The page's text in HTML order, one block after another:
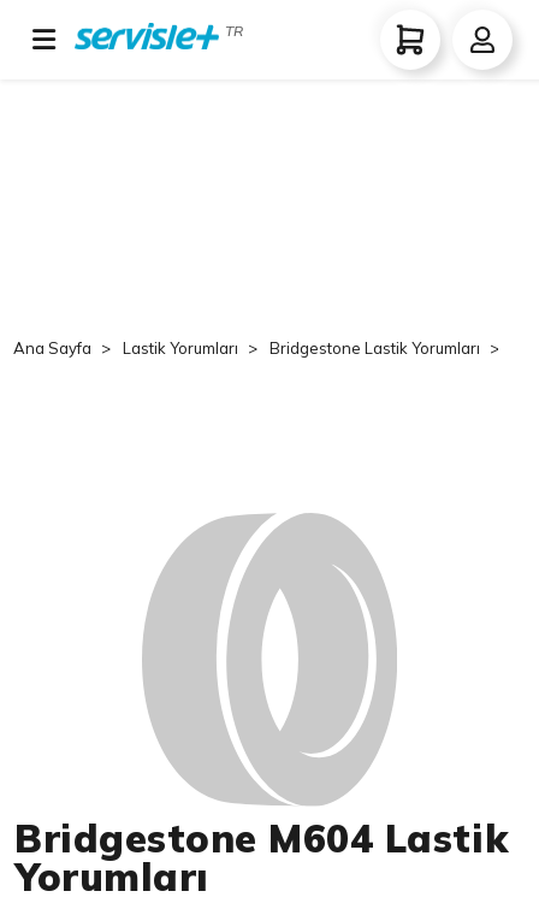
TR
Ana Sayfa Lastik Yorumları Bridgestone Lastik Yorumları
Bridgestone M604 Lastik
Yorumları